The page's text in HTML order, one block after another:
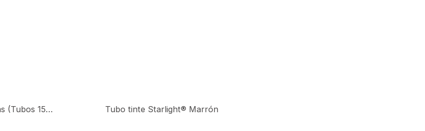
Kit Tinte de Pestañas (Tubos 15 Gr) Tubo tinte Starlight® Marrón